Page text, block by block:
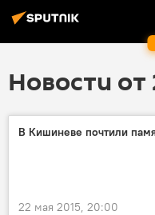
Новости от
В Кишиневе почтили
22 мая 2015, 20:00